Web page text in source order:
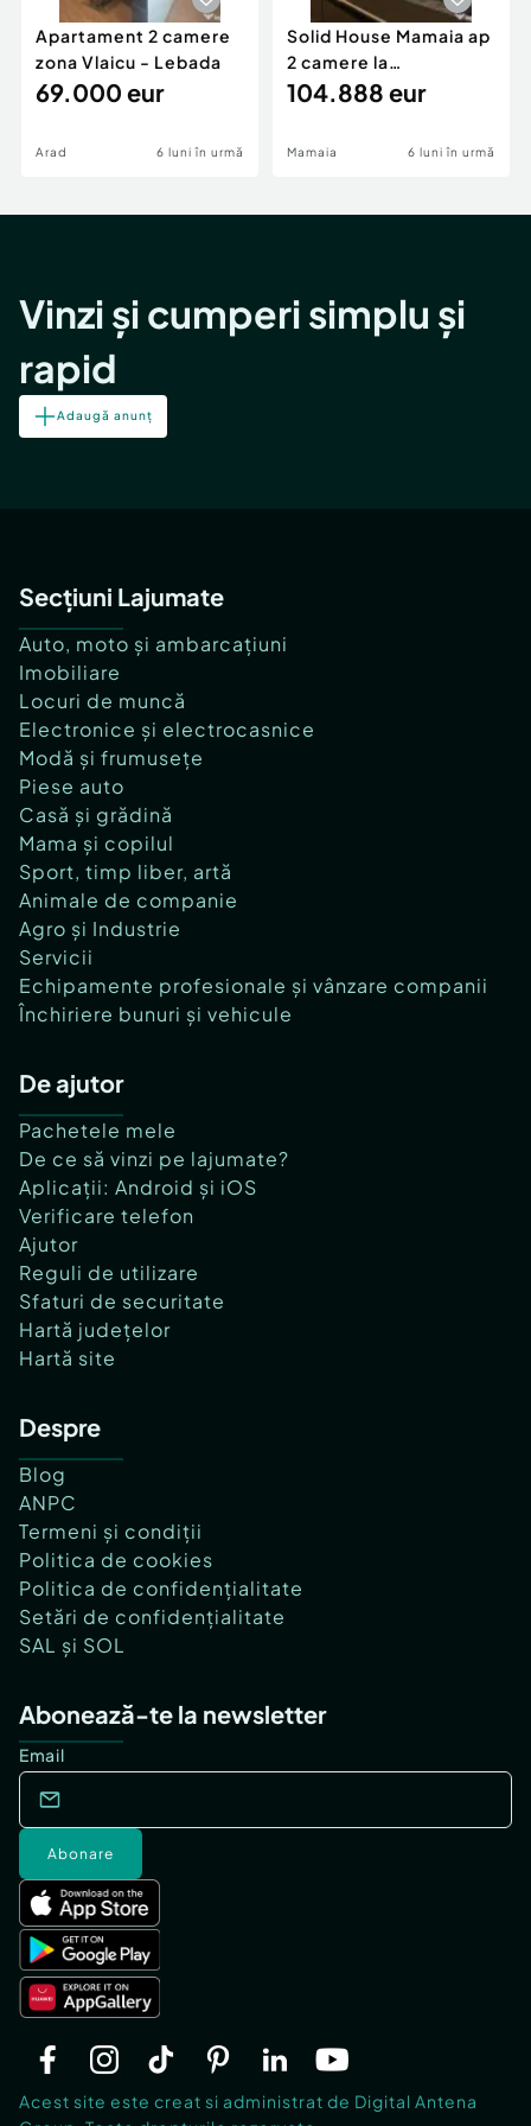
Apartament 2 camere
zona Vlaicu - Lebada
69.000 eur
Arad 6 luni în urmă
Solid House Mamaia ap
2 camere la
cheie,langa Mega
104.888 eur
Mamaia 6 luni în urmă
Vinzi și cumperi simplu și
rapid
Adaugă anunț
Secțiuni Lajumate
Auto, moto și ambarcațiuni
Imobiliare
Locuri de muncă
Electronice și electrocasnice
Modă și frumusețe
Piese auto
Casă și grădină
Mama și copilul
Sport, timp liber, artă
Animale de companie
Agro și Industrie
Servicii
Echipamente profesionale și vânzare companii
Închiriere bunuri și vehicule
De ajutor
Pachetele mele
De ce să vinzi pe lajumate?
Aplicații: Android și iOS
Verificare telefon
Ajutor
Reguli de utilizare
Sfaturi de securitate
Hartă județelor
Hartă site
Despre
Blog
ANPC
Termeni și condiții
Politica de cookies
Politica de confidențialitate
Setări de confidențialitate
SAL și SOL
Abonează-te la newsletter
Email
Abonare
Acest site este creat si administrat de Digital Antena